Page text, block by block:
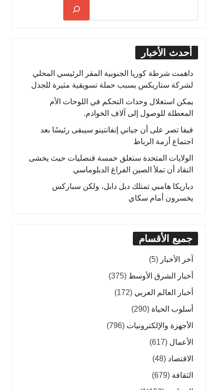
أحدث الأخبار
داهمت شرطة كوريا الجنوبية المقر الرئيسي المحلي
لشركة ستاربكس بسبب حملة تسويقية مثيرة للجدل
يمكن استغلال وحدات التحكم في اللوحات الأم
المعطلة للوصول إلى آلاف الخوادم.
فيفا تصر على أن جياني إنفانتينو سيبقى رئيسًا بعد
اجتماع أزمة الرباط
الولايات المتحدة ستغلق خمسة قنصليات حيث يخشى
النقاد أن تملأ الصين الفراغ الدبلوماسي
دياريكا هامبي تمتلك دبل دابل، ولكن سباركس
يخسرون أمام سكاي
جميع الأقسام
آخر الأخبار (5)
أخبار الشرق الأوسط (375)
أخبار العالم العربي (172)
أسلوب الحياة (290)
الأجهزة والإلكترونيات (796)
الأعمال (617)
الاقتصاد (48)
الثقافة (679)